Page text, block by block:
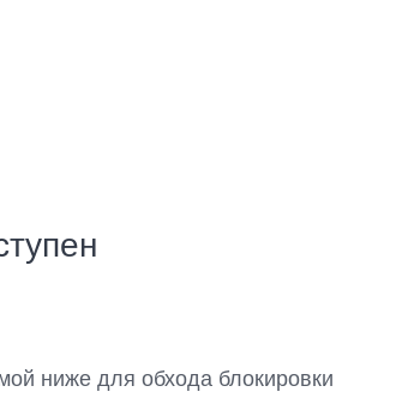
ниже для обхода блокировки